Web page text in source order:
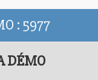
: 5977
DÉMO